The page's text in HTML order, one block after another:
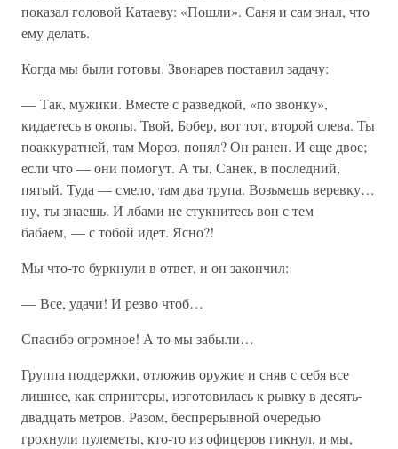
показал головой Катаеву: «Пошли». Саня и сам знал, что
ему делать.
Когда мы были готовы. Звонарев поставил задачу:
— Так, мужики. Вместе с разведкой, «по звонку»,
кидаетесь в окопы. Твой, Бобер, вот тот, второй слева. Ты
поаккуратней, там Мороз, понял? Он ранен. И еще двое;
если что — они помогут. А ты, Санек, в последний,
пятый. Туда — смело, там два трупа. Возьмешь веревку…
ну, ты знаешь. И лбами не стукнитесь вон с тем
бабаем, — с тобой идет. Ясно?!
Мы что-то буркнули в ответ, и он закончил:
— Все, удачи! И резво чтоб…
Спасибо огромное! А то мы забыли…
Группа поддержки, отложив оружие и сняв с себя все
лишнее, как спринтеры, изготовилась к рывку в десять-
двадцать метров. Разом, беспрерывной очередью
грохнули пулеметы, кто-то из офицеров гикнул, и мы,